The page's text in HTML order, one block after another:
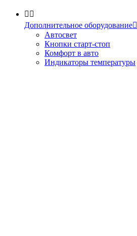
 
Дополнительное оборудование
Автосвет
Кнопки старт-стоп
Комфорт в авто
Индикаторы температуры